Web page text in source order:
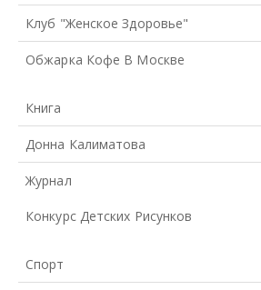
Клуб "Женское Здоровье"
Обжарка Кофе В Москве
Книга
Донна Калиматова
Журнал
Конкурс Детских Рисунков
Спорт